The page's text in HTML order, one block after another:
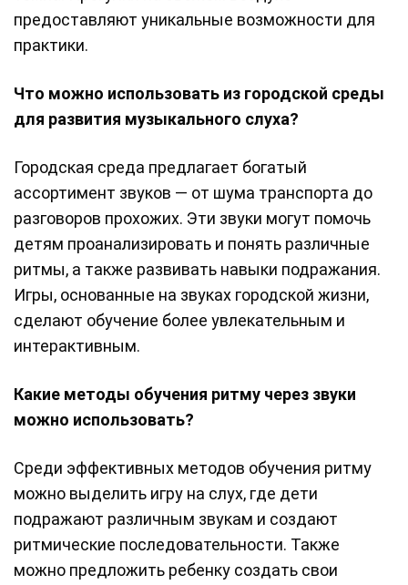
предоставляют уникальные возможности для
практики.
Что можно использовать из городской среды
для развития музыкального слуха?
Городская среда предлагает богатый
ассортимент звуков — от шума транспорта до
разговоров прохожих. Эти звуки могут помочь
детям проанализировать и понять различные
ритмы, а также развивать навыки подражания.
Игры, основанные на звуках городской жизни,
сделают обучение более увлекательным и
интерактивным.
Какие методы обучения ритму через звуки
можно использовать?
Среди эффективных методов обучения ритму
можно выделить игру на слух, где дети
подражают различным звукам и создают
ритмические последовательности. Также
можно предложить ребенку создать свои